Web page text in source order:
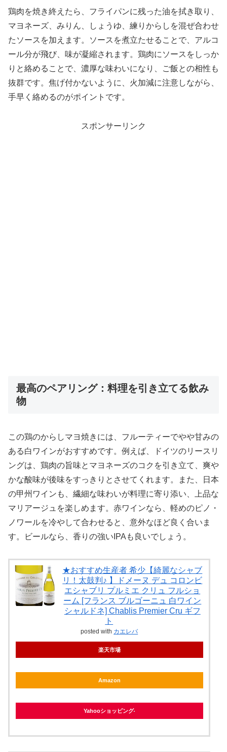
鶏肉を焼き終えたら、フライパンに残った油を拭き取り、
マヨネーズ、みりん、しょうゆ、練りからしを混ぜ合わせ
たソースを加えます。ソースを煮立たせることで、アルコ
ール分が飛び、味が凝縮されます。鶏肉にソースをしっか
りと絡めることで、濃厚な味わいになり、ご飯との相性も
抜群です。焦げ付かないように、火加減に注意しながら、
手早く絡めるのがポイントです。
スポンサーリンク
最高のペアリング：料理を引き立てる飲み
物
この鶏のからしマヨ焼きには、フルーティーでやや甘みの
ある白ワインがおすすめです。例えば、ドイツのリースリ
ングは、鶏肉の旨味とマヨネーズのコクを引き立て、爽や
かな酸味が後味をすっきりとさせてくれます。また、日本
の甲州ワインも、繊細な味わいが料理に寄り添い、上品な
マリアージュを楽しめます。赤ワインなら、軽めのピノ・
ノワールを冷やして合わせると、意外なほど良く合いま
す。ビールなら、香りの強いIPAも良いでしょう。
★おすすめ生産者 希少【綺麗なシャブ
リ！太鼓判♪ 】ドメーヌ デュ コロンビ
エシャブリ プルミエ クリュ フルショ
ーム [フランス ブルゴーニュ 白ワイン
シャルドネ] Chablis Premier Cru ギフ
ト
posted with カエレバ
楽天市場
Amazon
Yahooショッピング